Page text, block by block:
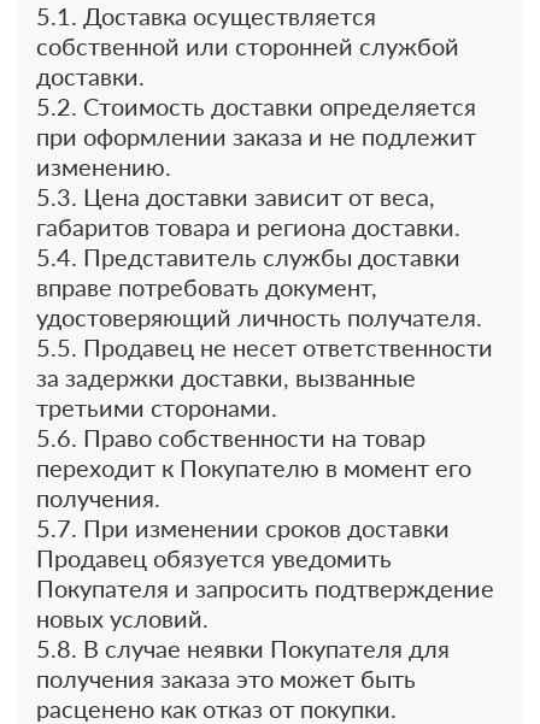
5.1. Доставка осуществляется
собственной или сторонней службой
доставки.
5.2. Стоимость доставки определяется
при оформлении заказа и не подлежит
изменению.
5.3. Цена доставки зависит от веса,
габаритов товара и региона доставки.
5.4. Представитель службы доставки
вправе потребовать документ,
удостоверяющий личность получателя.
5.5. Продавец не несет ответственности
за задержки доставки, вызванные
третьими сторонами.
5.6. Право собственности на товар
переходит к Покупателю в момент его
получения.
5.7. При изменении сроков доставки
Продавец обязуется уведомить
Покупателя и запросить подтверждение
новых условий.
5.8. В случае неявки Покупателя для
получения заказа это может быть
расценено как отказ от покупки.